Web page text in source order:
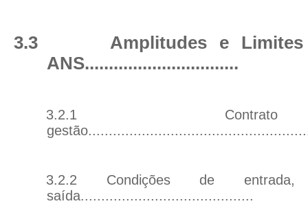
3.3
Amplitudes e
ANS................................
3.2.1
gestão
3.2.2 Condições de entrada,
saída..........................................